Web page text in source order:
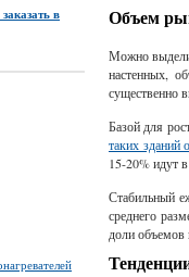
в
Объем
Можно
настенных,
существенно
Базой для
таких зданий
15-20% идут
Стабильный
среднего
доли объемов